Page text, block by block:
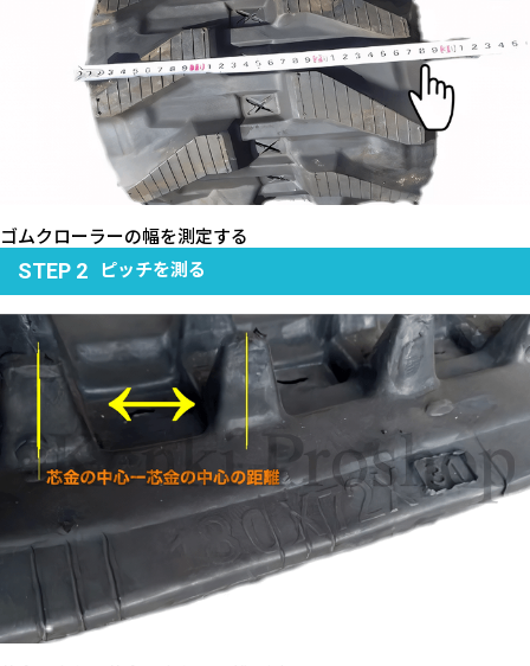
ゴムクローラーの幅を測定する
STEP 2 ピッチを測る